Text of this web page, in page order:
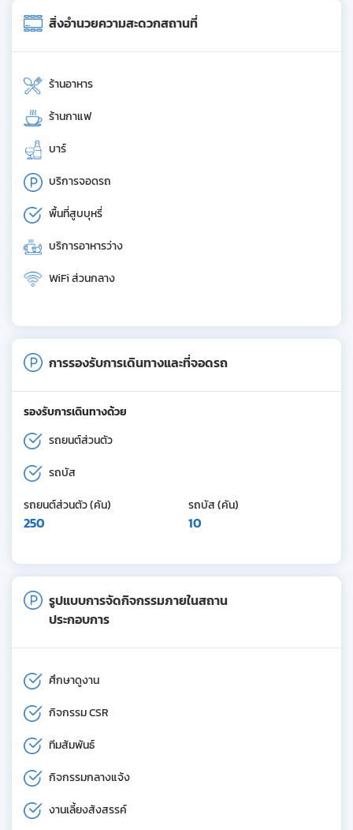
สิ่งอำนวยความสะดวกสถานที่
ร้านอาหาร
ร้านกาแฟ
บาร์
บริการจอดรถ
พื้นที่สูบบุหรี่
บริการอาหารว่าง
WiFi ส่วนกลาง
การรองรับการเดินทางและที่จอดรถ
รองรับการเดินทางด้วย
รถยนต์ส่วนตัว
รถบัส
รถยนต์ส่วนตัว (คัน)
250
รถบัส (คัน)
10
รูปแบบการจัดกิจกรรมภายในสถาน
ประกอบการ
ศึกษาดูงาน
กิจกรรม CSR
ทีมสัมพันธ์
กิจกรรมกลางแจ้ง
งานเลี้ยงสังสรรค์